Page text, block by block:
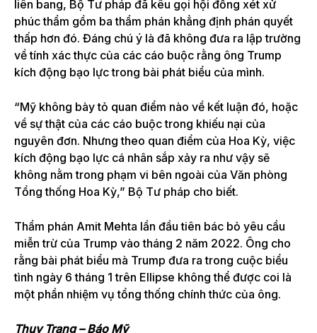
liên bang, Bộ Tư pháp đã kêu gọi hội đồng xét xử
phúc thẩm gồm ba thẩm phán khẳng định phán quyết
thấp hơn đó. Đáng chú ý là đã không đưa ra lập trường
về tính xác thực của các cáo buộc rằng ông Trump
kích động bạo lực trong bài phát biểu của mình.
“Mỹ không bày tỏ quan điểm nào về kết luận đó, hoặc
về sự thật của các cáo buộc trong khiếu nại của
nguyên đơn. Nhưng theo quan điểm của Hoa Kỳ, việc
kích động bạo lực cá nhân sắp xảy ra như vậy sẽ
không nằm trong phạm vi bên ngoài của Văn phòng
Tổng thống Hoa Kỳ,” Bộ Tư pháp cho biết.
Thẩm phán Amit Mehta lần đầu tiên bác bỏ yêu cầu
miễn trừ của Trump vào tháng 2 năm 2022. Ông cho
rằng bài phát biểu mà Trump đưa ra trong cuộc biểu
tình ngày 6 tháng 1 trên Ellipse không thể được coi là
một phần nhiệm vụ tổng thống chính thức của ông.
Thụy Trang – Báo Mỹ